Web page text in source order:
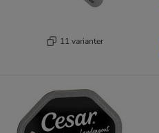
11 varianter